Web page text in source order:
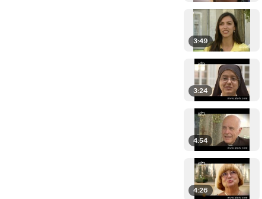
3:49
3:24
4:54
4:26